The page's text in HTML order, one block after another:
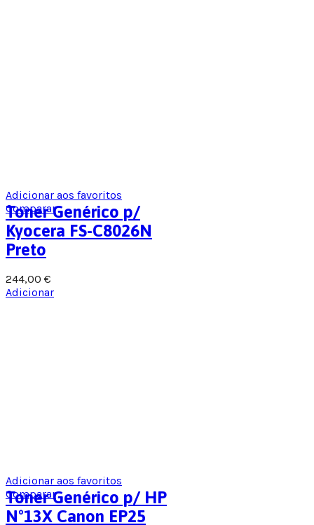
Adicionar aos favoritos
Comparar
Toner Genérico p/
Kyocera FS-C8026N
Preto
244,00 €
Adicionar
Adicionar aos favoritos
Comparar
Toner Genérico p/ HP
Nº13X Canon EP25